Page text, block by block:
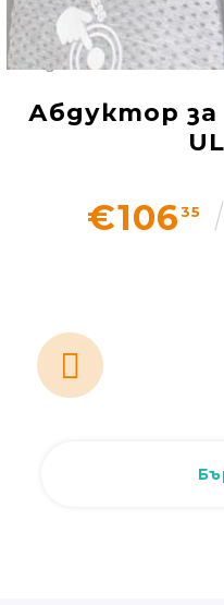
Под Наем
Финансиране
Вход
Код: 2806
Абдуктор за
€10635